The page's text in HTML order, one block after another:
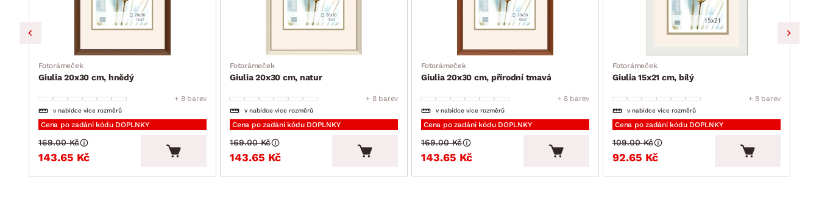
Fotorámeček
Giulia 20x30 cm, hnědý
+ 8 barev
v nabídce více rozměrů
Cena po zadání kódu DOPLNKY
143.65 Kč
169.00 Kč
Fotorámeček
Giulia 20x30 cm, natur
+ 8 barev
v nabídce více rozměrů
Cena po zadání kódu DOPLNKY
143.65 Kč
169.00 Kč
Fotorámeček
Giulia 20x30 cm, přírodní tmavá
+ 8 barev
v nabídce více rozměrů
Cena po zadání kódu DOPLNKY
143.65 Kč
169.00 Kč
Fotorámeček
Giulia 15x21 cm, bílý
+ 8 barev
v nabídce více rozměrů
Cena po zadání kódu DOPLNKY
92.65 Kč
109.00 Kč